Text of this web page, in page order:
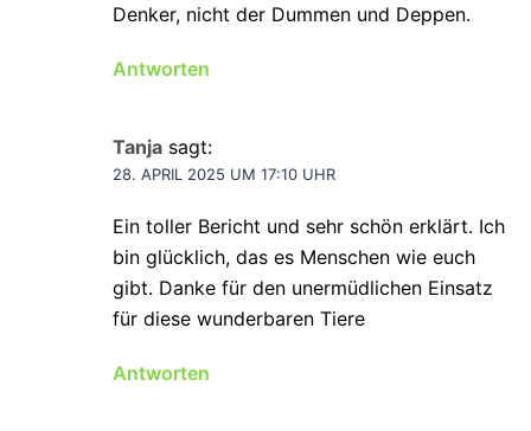
Denker, nicht der Dummen und Deppen.
Antworten
Tanja sagt:
28. APRIL 2025 UM 17:10 UHR
Ein toller Bericht und sehr schön erklärt. Ich
bin glücklich, das es Menschen wie euch
gibt. Danke für den unermüdlichen Einsatz
für diese wunderbaren Tiere
Antworten